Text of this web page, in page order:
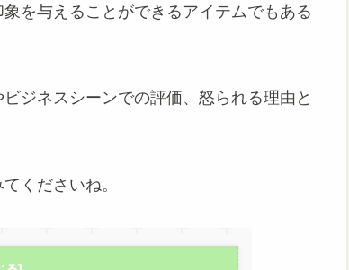
を与えることができるアイテムでもある
ジネスシーンでの評価、怒られる理由と
くださいね。